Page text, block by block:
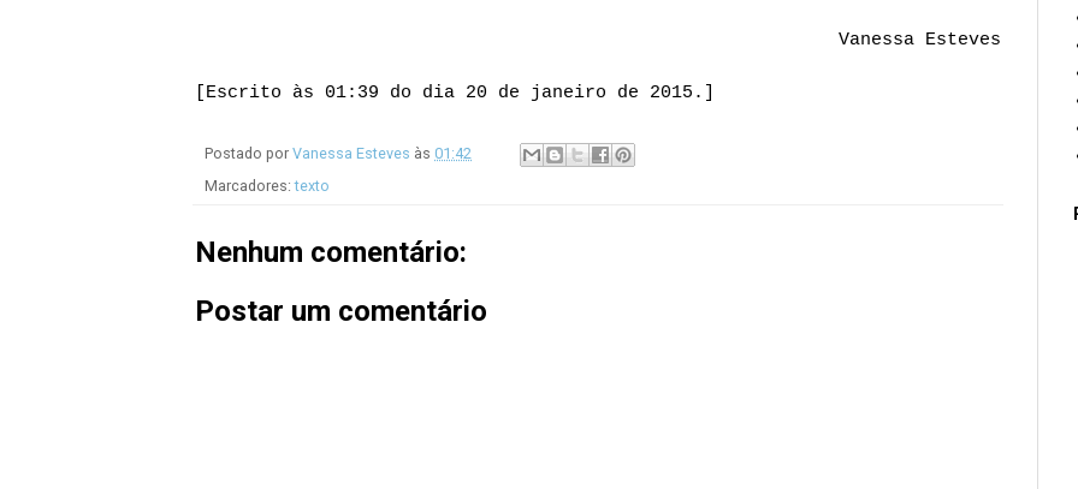
Vanessa Esteves
[Escrito às 01:39 do dia 20 de janeiro de 2015.]
Postado por Vanessa Esteves às 01:42
Marcadores:texto
Nenhum comentário:
Postar um comentário